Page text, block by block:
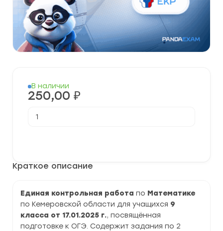
Краткое описание
Единая контрольная работа по Математике
по Кемеровской области для учащихся 9
класса от 17.01.2025 г., посвящённая
подготовке к ОГЭ. Содержит задания по 2
В наличии
250,00 ₽
товара
Математике
задания
и
ответы